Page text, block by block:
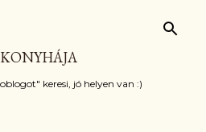
keresi, jó helyen van :)